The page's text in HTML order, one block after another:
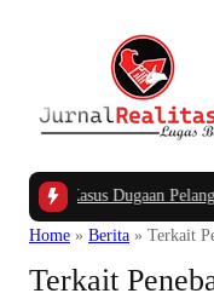
Kasus Dugaan Pelanggaran
Home » Berita » Terkait
Terkait